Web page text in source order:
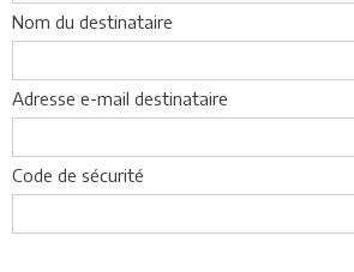
Nom du destinataire
Adresse e-mail destinataire
Code de sécurité